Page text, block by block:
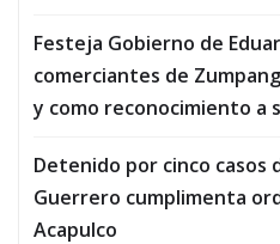
Festeja Gobierno de
comerciantes de
y como reconocimiento a
Detenido por cinco casos
Guerrero cumplimenta
Acapulco